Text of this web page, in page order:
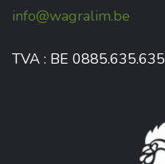
info@wagralim.be
TVA : BE 0885.635.635